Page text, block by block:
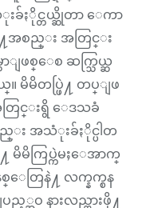
းခ်ႏိုင္တယ္ဆိုတာ ေကာ
အစည္း အတြင္း
ျဖစ္ေစ ဆက္သြယ္ဆ
မိမိတပ္ဖြဲ႔ တပ္ျဖ
တြင္းရွိ ေဒသခံ
ည္း အသံုးခ်ႏိုင္ပါတ
မိမိကြပ္ကဲမႈေအာက္
စ္ေတြနဲ႔ လက္နက္စန
ဝ နားလည္ထားဖို႔